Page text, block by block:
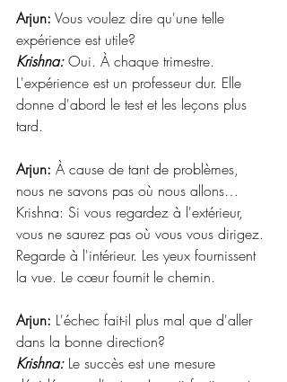
Arjun: Vous voulez dire qu'une telle
expérience est utile?
Krishna: Oui. À chaque trimestre.
L'expérience est un professeur dur. Elle
donne d'abord le test et les leçons plus
tard.
Arjun: À cause de tant de problèmes,
nous ne savons pas où nous allons…
Krishna: Si vous regardez à l'extérieur,
vous ne saurez pas où vous vous dirigez.
Regarde à l'intérieur. Les yeux fournissent
la vue. Le cœur fournit le chemin.
Arjun: L'échec fait-il plus mal que d'aller
dans la bonne direction?
Krishna: Le succès est une mesure